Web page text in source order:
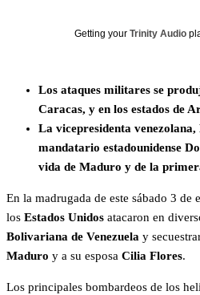
Getting your Trinity Audio
Los ataques militares se
Caracas, y en los estados de
La vicepresidenta
mandatario estadounidense
vida de Maduro y de la
En la madrugada de este sábado 3 de
los Estados Unidos atacaron en
Bolivariana de Venezuela y
Maduro y a su esposa Cilia Flores.
Los principales bombardeos de los